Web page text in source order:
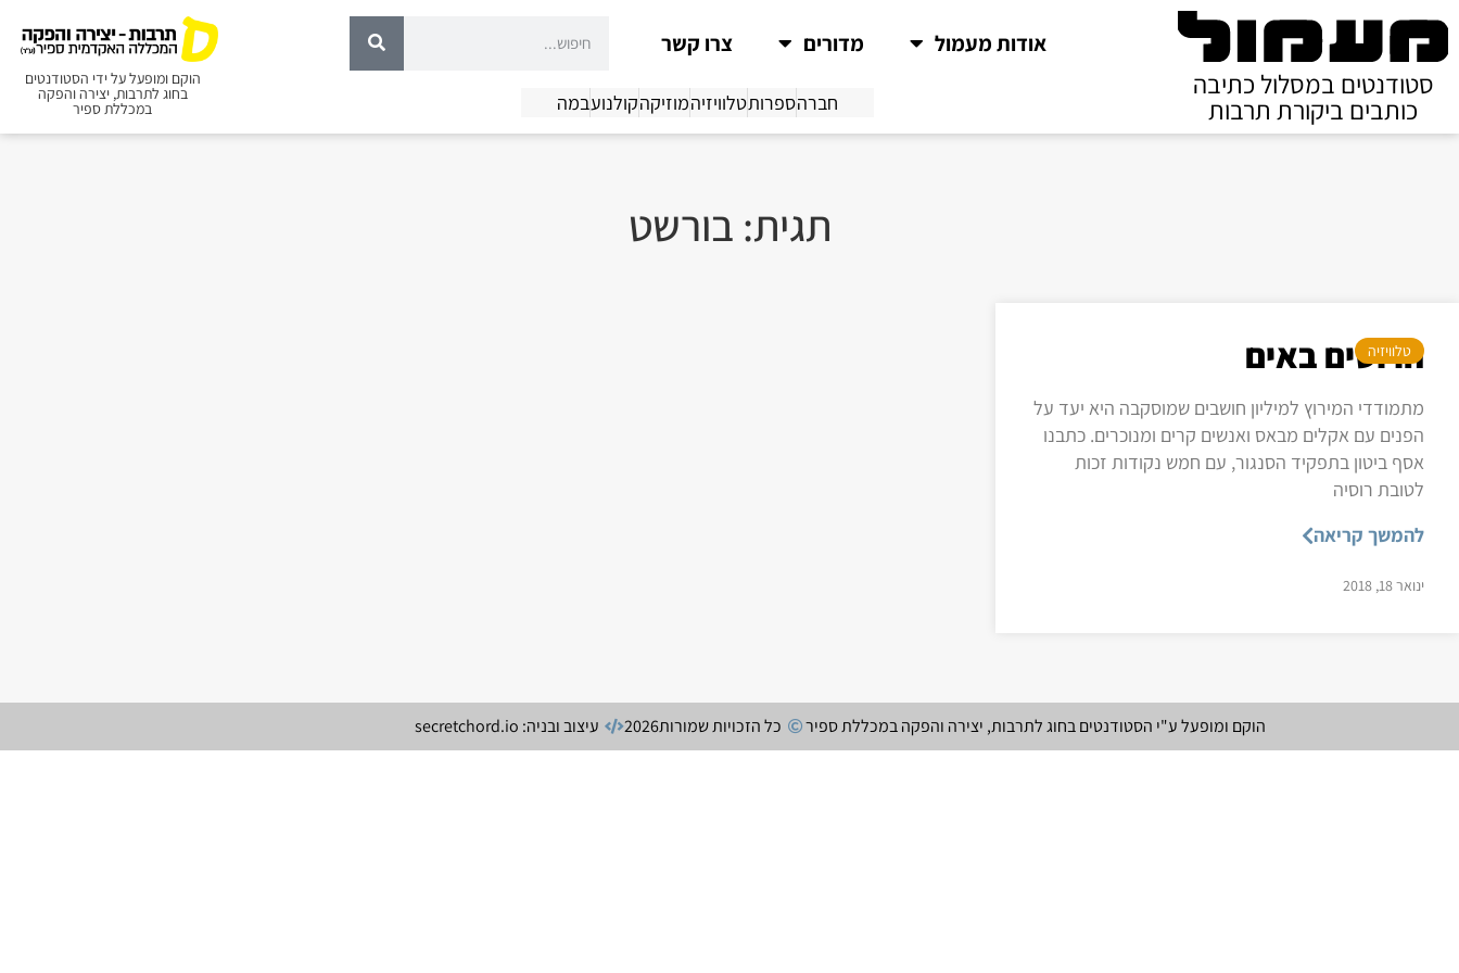
סטודנטים במסלול כתיבה
כותבים ביקורת תרבות
אודות מעמול מדורים צרו קשר
חברהספרותטלוויזיהמוזיקהקולנועבמה
הוקם ומופעל על ידי הסטודנטים
בחוג לתרבות, יצירה והפקה
במכללת ספיר
תגית: בורשט
טלוויזיה
הרוסים באים
מתמודדי המירוץ למיליון חושבים שמוסקבה היא יעד על
הפנים עם אקלים מבאס ואנשים קרים ומנוכרים. כתבנו
אסף ביטון בתפקיד הסנגור, עם חמש נקודות זכות
לטובת רוסיה
להמשך קריאה
ינואר 18, 2018
הוקם ומופעל ע"י הסטודנטים בחוג לתרבות, יצירה והפקה במכללת ספיר כל הזכויות שמורות2026 עיצוב ובניה: secretchord.io